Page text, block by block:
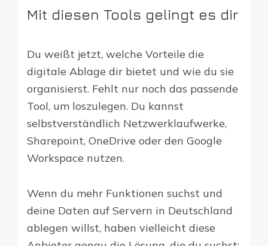
Mit diesen Tools gelingt es dir
Du weißt jetzt, welche Vorteile die
digitale Ablage dir bietet und wie du sie
organisierst. Fehlt nur noch das passende
Tool, um loszulegen. Du kannst
selbstverständlich Netzwerklaufwerke,
Sharepoint, OneDrive oder den Google
Workspace nutzen.
Wenn du mehr Funktionen suchst und
deine Daten auf Servern in Deutschland
ablegen willst, haben vielleicht diese